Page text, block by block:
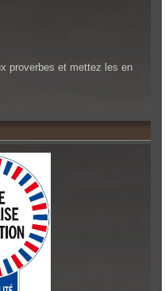
proverbes et mettez les en